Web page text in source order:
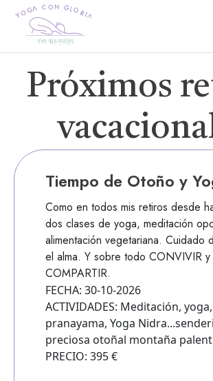
Próximos
Tiempo de Otoño y
Como en todos mis retiros desde
dos clases de yoga, meditación
alimentación vegetariana. Cuidado
el alma. Y sobre todo CONVIVIR y
COMPARTIR.
FECHA: 30-10-2026
ACTIVIDADES: Meditación, yoga,
pranayama, Yoga
preciosa otoñal montaña
PRECIO: 395 €